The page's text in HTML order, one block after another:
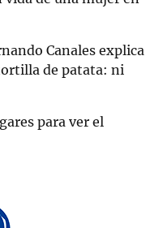
Canales explica
de patata: ni
para ver el